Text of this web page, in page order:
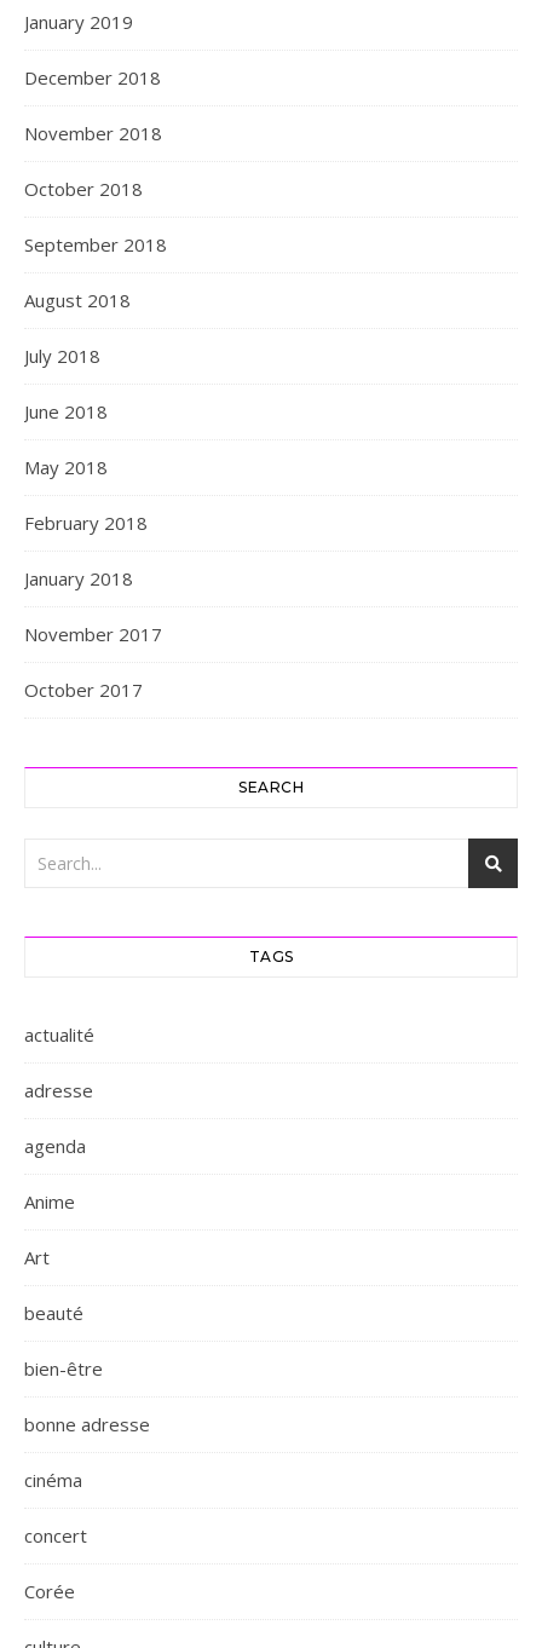
January 2019
December 2018
November 2018
October 2018
September 2018
August 2018
July 2018
June 2018
May 2018
February 2018
January 2018
November 2017
October 2017
SEARCH
TAGS
actualité
adresse
agenda
Anime
Art
beauté
bien-être
bonne adresse
cinéma
concert
Corée